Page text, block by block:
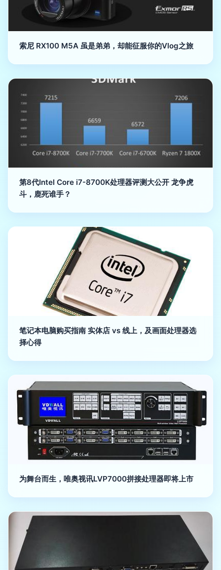
索尼 RX100 M5A 虽是弟弟，却能征服你的Vlog之旅
第8代Intel Core i7-8700K处理器评测大公开 龙争虎
斗，鹿死谁手？
笔记本电脑购买指南 实体店 vs 线上，及画面处理器选
择心得
为舞台而生，唯奥视讯LVP7000拼接处理器即将上市